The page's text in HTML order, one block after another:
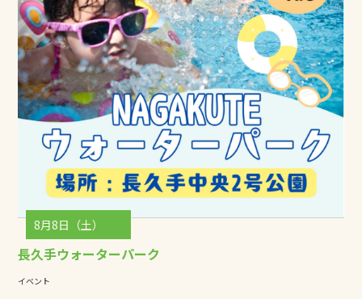
8月8日（土）
長久手ウォーターパーク
イベント